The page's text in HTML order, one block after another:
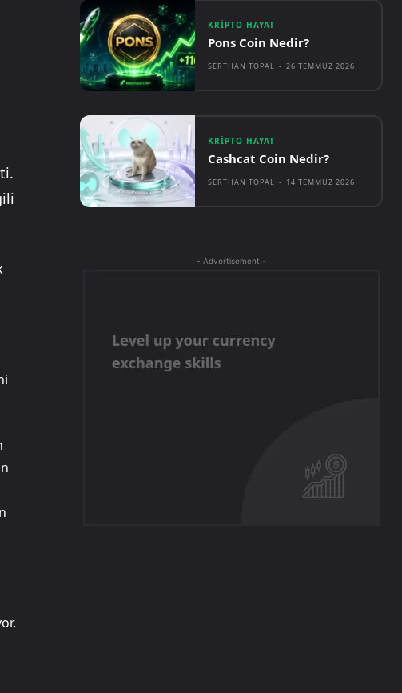
KRIPTO HAYAT
Pons Coin Nedir?
SERTHAN TOPAL - 26 TEMMUZ 2026
KRIPTO HAYAT
Cashcat Coin Nedir?
SERTHAN TOPAL - 14 TEMMUZ 2026
- Advertisement -